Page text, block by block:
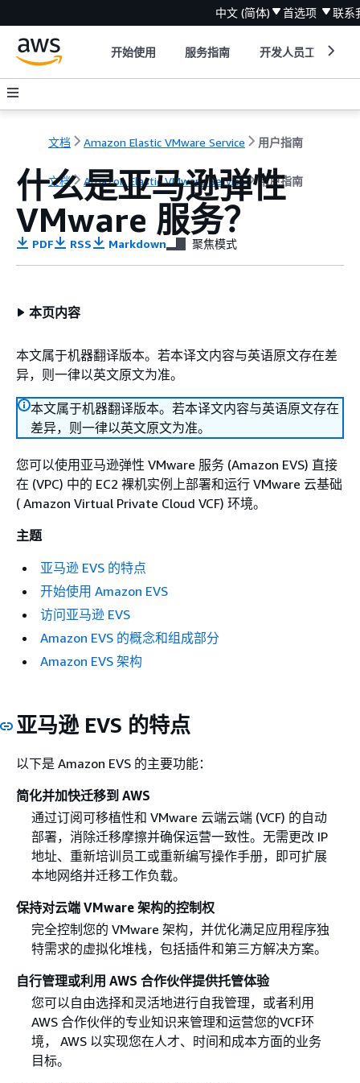
中文 (简体) 首选项 联系
开始使用 服务指南 开发人员工具
文档 Amazon Elastic VMware Service 用户指南
文档 Amazon Elastic VMware Service 用户指南
什么是亚马逊弹性
VMware 服务？
PDF RSS Markdown 聚焦模式
本页内容
本文属于机器翻译版本。若本译文内容与英语原文存在差
异，则一律以英文原文为准。
本文属于机器翻译版本。若本译文内容与英语原文存在
差异，则一律以英文原文为准。
您可以使用亚马逊弹性 VMware 服务 (Amazon EVS) 直接
在 (VPC) 中的 EC2 裸机实例上部署和运行 VMware 云基础
( Amazon Virtual Private Cloud VCF) 环境。
主题
亚马逊 EVS 的特点
开始使用 Amazon EVS
访问亚马逊 EVS
Amazon EVS 的概念和组成部分
Amazon EVS 架构
亚马逊 EVS 的特点
以下是 Amazon EVS 的主要功能：
简化并加快迁移到 AWS
通过订阅可移植性和 VMware 云端云端 (VCF) 的自动
部署，消除迁移摩擦并确保运营一致性。无需更改 IP
地址、重新培训员工或重新编写操作手册，即可扩展
本地网络并迁移工作负载。
保持对云端 VMware 架构的控制权
完全控制您的 VMware 架构，并优化满足应用程序独
特需求的虚拟化堆栈，包括插件和第三方解决方案。
自行管理或利用 AWS 合作伙伴提供托管体验
您可以自由选择和灵活地进行自我管理，或者利用
AWS 合作伙伴的专业知识来管理和运营您的VCF环
境， AWS 以实现您在人才、时间和成本方面的业务
目标。